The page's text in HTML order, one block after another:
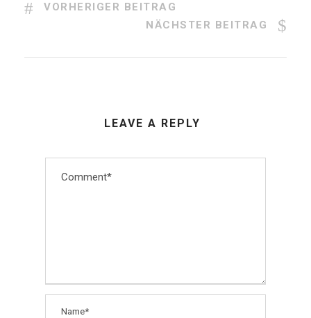
VORHERIGER BEITRAG
NÄCHSTER BEITRAG
LEAVE A REPLY